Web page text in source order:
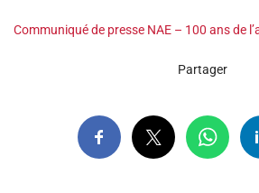
Communiqué de presse NAE – 100 ans de
Partager